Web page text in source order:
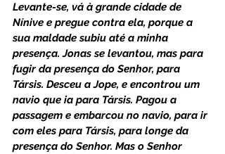
Levante-se, vá à grande cidade de
Nínive e pregue contra ela, porque a
sua maldade subiu até a minha
presença. Jonas se levantou, mas para
fugir da presença do Senhor, para
Társis. Desceu a Jope, e encontrou um
navio que ia para Társis. Pagou a
passagem e embarcou no navio, para ir
com eles para Társis, para longe da
presença do Senhor. Mas o Senhor